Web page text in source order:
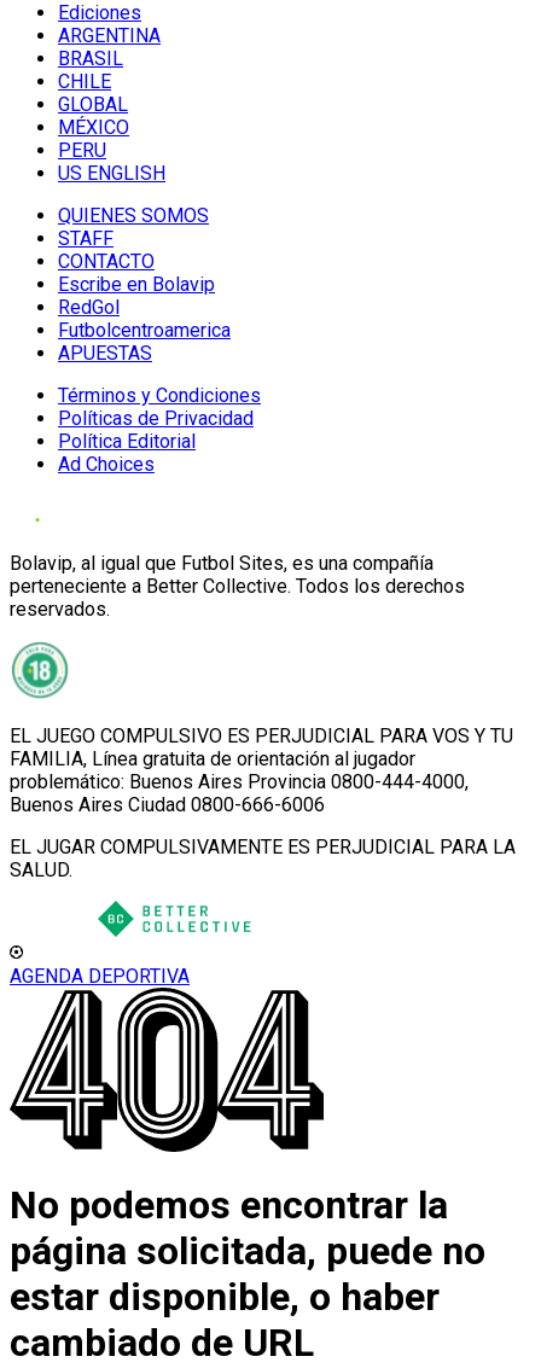
Ediciones
ARGENTINA
BRASIL
CHILE
GLOBAL
MÉXICO
PERU
US ENGLISH
QUIENES SOMOS
STAFF
CONTACTO
Escribe en Bolavip
RedGol
Futbolcentroamerica
APUESTAS
Términos y Condiciones
Políticas de Privacidad
Política Editorial
Ad Choices
Bolavip, al igual que Futbol Sites, es una compañía
perteneciente a Better Collective. Todos los derechos
reservados.
EL JUEGO COMPULSIVO ES PERJUDICIAL PARA VOS Y TU
FAMILIA, Línea gratuita de orientación al jugador
problemático: Buenos Aires Provincia 0800-444-4000,
Buenos Aires Ciudad 0800-666-6006
EL JUGAR COMPULSIVAMENTE ES PERJUDICIAL PARA LA
SALUD.
AGENDA DEPORTIVA
No podemos encontrar la
página solicitada, puede no
estar disponible, o haber
cambiado de URL